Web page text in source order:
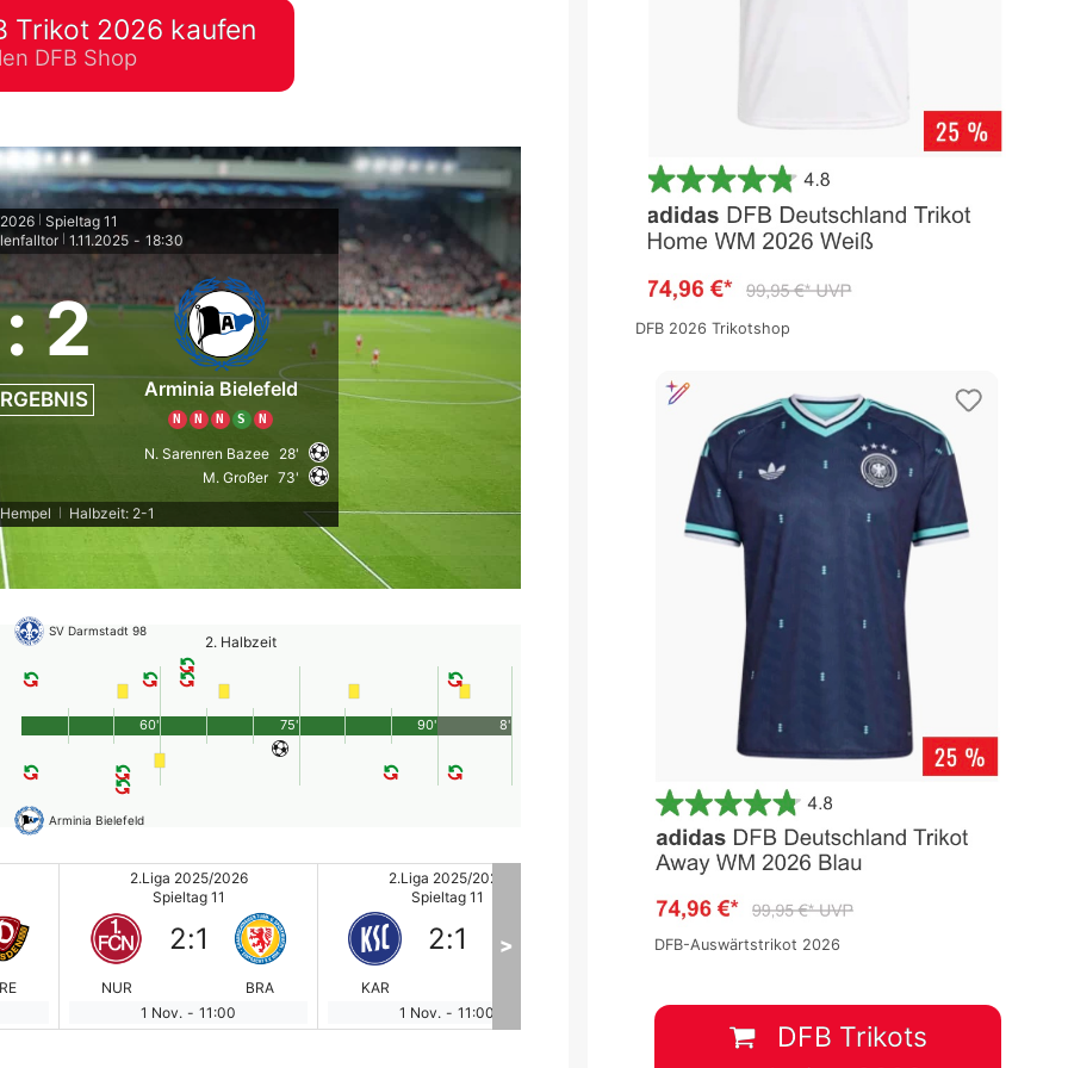
Excel – kostenlos
automatisch ausfüllen
Trikot 2026 kaufen
DFB Shop
Spieltag 11
1.11.2025 - 18:30
:2
Arminia Bielefeld
N N N S N
N. Sarenren Bazee 28'
M. Großer 73'
Halbzeit: 2-1
SV Darmstadt 98
2. Halbzeit
Arminia Bielefeld
90'
60' 75' 8'
2.Liga 2025/2026
Spieltag 11
NUR
2:1
BRA
1 Nov. - 11:00
2.Liga 2025/2026
Spieltag 11
KAR
2:1
1 Nov. - 11:00
2.Liga 2025/2026
Spieltag 11
2:2
1 Nov.
11:30
>
DFB 2026 Trikotshop
DFB-Auswärtstrikot 2026
DFB Trikots